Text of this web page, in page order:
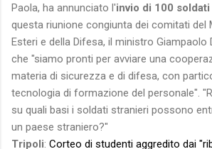
Paola, ha annunciato l'invio di 100
questa riunione congiunta dei comitati del
Esteri e della Difesa, il ministro Giampaolo
che "siamo pronti per avviare una
materia di sicurezza e di difesa, con
tecnologia di formazione del personale".
su quali basi i soldati stranieri possono
un paese straniero?"
Tripoli: Corteo di studenti aggredito dai